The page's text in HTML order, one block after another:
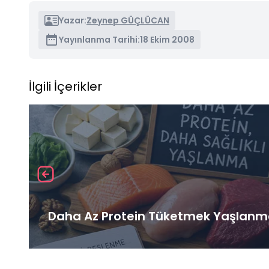
Yazar:Zeynep GÜÇLÜCAN
Yayınlanma Tarihi:18 Ekim 2008
İlgili İçerikler
Daha Az Protein Tüketmek